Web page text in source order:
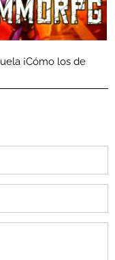
¡Cómo los de